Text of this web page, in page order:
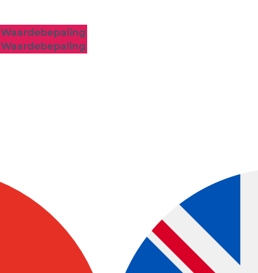
Waardebepaling
Waardebepaling